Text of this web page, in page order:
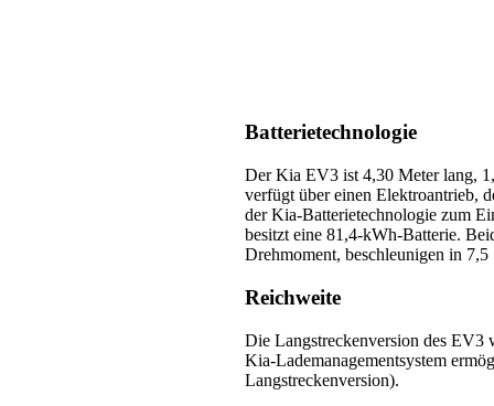
Batterietechnologie
Der Kia EV3 ist 4,30 Meter lang,
verfügt über einen Elektroantrieb,
der Kia-Batterietechnologie zum
besitzt eine 81,4-kWh-Batterie.
Drehmoment, beschleunigen in
Reichweite
Die Langstreckenversion des EV3
Kia-Lademanagementsystem
Langstreckenversion).